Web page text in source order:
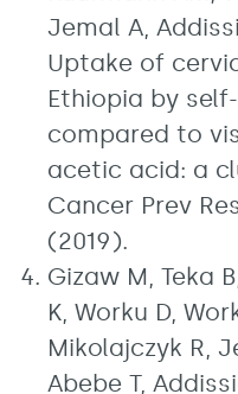
Jemal A,
Uptake of
Ethiopia by
compared to
acetic acid: a
Cancer Prev
(2019).
Gizaw M, Teka
K, Worku D,
Mikolajczyk R,
Abebe T,